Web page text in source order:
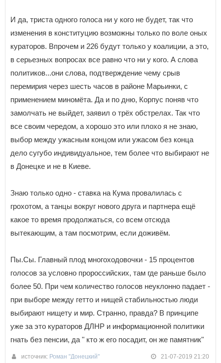
И да, триста одного голоса ни у кого не будет, так что
изменения в конституцию возможны только по воле оных
кураторов. Впрочем и 226 будут только у коалиции, а это,
в серьезных вопросах все равно что ни у кого. А слова
политиков...они слова, подтверждение чему срыв
перемирия через шесть часов в районе Марьинки, с
применением миномёта. Да и по дню, Корпус поняв что
замолчать не выйдет, заявил о трёх обстрелах. Так что
все своим чередом, а хорошо это или плохо я не знаю,
выбор между ужасным концом или ужасом без конца
дело сугубо индивидуальное, тем более что выбирают не
в Донецке и не в Киеве.
Знаю только одно - ставка на Кума провалилась с
грохотом, а танцы вокруг нового друга и партнера ещё
какое то время продолжаться, со всем отсюда
вытекающим, а там посмотрим, если доживём.
Пы.Сы. Главный плод многоходовочки - 15 процентов
голосов за условно пророссийских, там где раньше было
более 50. При чем количество голосов неуклонно падает -
при выборе между гетто и нищей стабильностью люди
выбирают нищету и мир. Странно, правда? В принципе
уже за это кураторов ДЛНР и информационной политики
гнать без пенсии, да " кто ж его посадит, он же памятник"
источник: Роман "Донецкий" 21-07-2019 21:20